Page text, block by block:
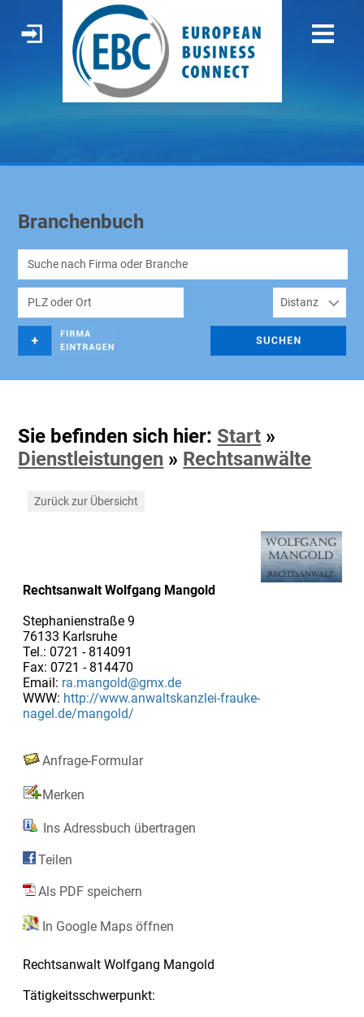
Branchenbuch
Sie befinden sich hier: Start »
Dienstleistungen » Rechtsanwälte
Zurück zur Übersicht
Rechtsanwalt Wolfgang Mangold
Stephanienstraße 9
76133 Karlsruhe
Tel.: 0721 - 814091
Fax: 0721 - 814470
Email: ra.mangold@gmx.de
WWW: http://www.anwaltskanzlei-frauke-
nagel.de/mangold/
Anfrage-Formular
Merken
Ins Adressbuch übertragen
Teilen
Als PDF speichern
In Google Maps öffnen
Rechtsanwalt Wolfgang Mangold
Tätigkeitsschwerpunkt: